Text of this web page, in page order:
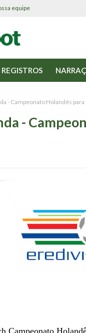
equipe
REGISTROS
- Campeonato Holandês
-